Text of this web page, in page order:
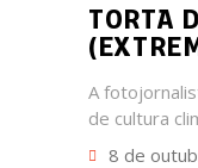
TORTA
A
de cultura
8 de